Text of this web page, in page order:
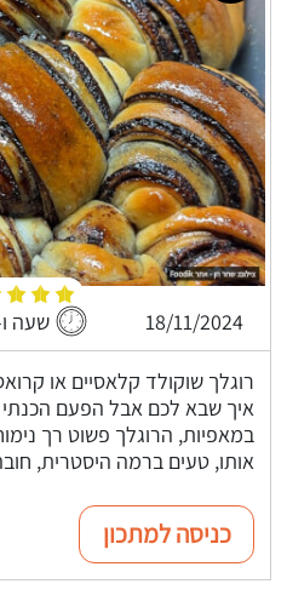
18/11/2024 שעה ו-15
רוגלך שוקולד קלאסיים או
איך שבא לכם אבל הפעם
במאפיות, הרוגלך פשוט רך
אותו, טעים ברמה היסטרית,
כניסה למתכון